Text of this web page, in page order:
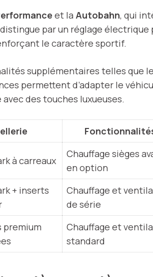
et la Autobahn, qui
par un réglage
le caractère sportif.
supplémentaires telles que
permettent d’adapter le
des touches luxueuses.
à carreaux
Chauffage sièges
en option
+ inserts
Chauffage et
de série
premium
Chauffage et
standard